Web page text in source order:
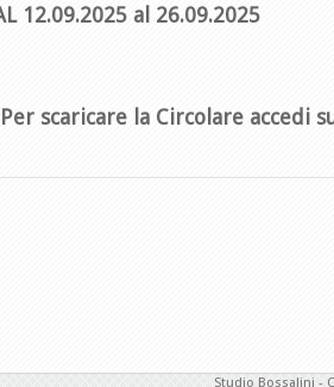
12.09.2025 al 26.09.2025
scaricare la Circolare accedi
Studio Bossalini -